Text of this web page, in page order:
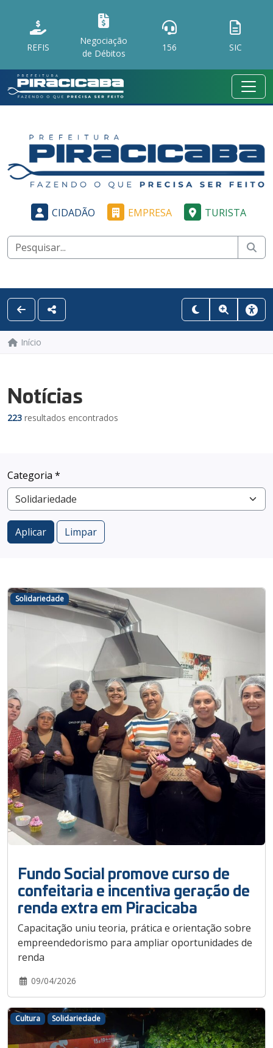
REFIS
Negociação
de Débitos
156 SIC
CIDADÃO EMPRESA TURISTA
Início
Notícias
223 resultados encontrados
Categoria *
Aplicar Limpar
Fundo Social promove curso de
confeitaria e incentiva geração de
renda extra em Piracicaba
Capacitação uniu teoria, prática e orientação sobre
empreendedorismo para ampliar oportunidades de
renda
09/04/2026
Solidariedade
Cultura Solidariedade